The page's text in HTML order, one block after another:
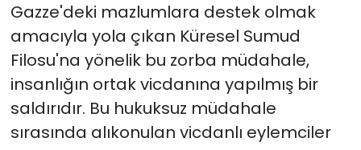
Gazze'deki mazlumlara destek olmak
amacıyla yola çıkan Küresel Sumud
Filosu'na yönelik bu zorba müdahale,
insanlığın ortak vicdanına yapılmış bir
saldırıdır. Bu hukuksuz müdahale
sırasında alıkonulan vicdanlı eylemciler